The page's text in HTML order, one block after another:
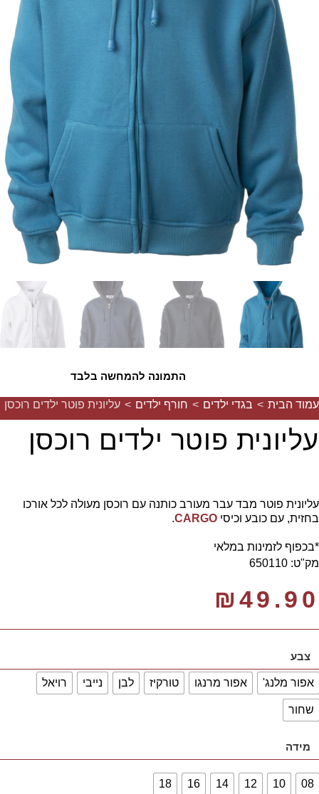
התמונה להמחשה בלבד
עמוד הבית > בגדי ילדים > חורף ילדים > עליונית פוטר ילדים רוכסן
עליונית פוטר ילדים רוכסן
עליונית פוטר מבד עבר מעורב כותנה עם רוכסן מעולה לכל אורכו
בחזית, עם כובע וכיסי CARGO
.
*בכפוף לזמינות במלאי
מק"ט: 650110
₪ 49.90
צבע
אפור מלנג' אפור מרנגו טורקיז לבן נייבי רויאל
שחור
מידה
08
10
12
14
16
18